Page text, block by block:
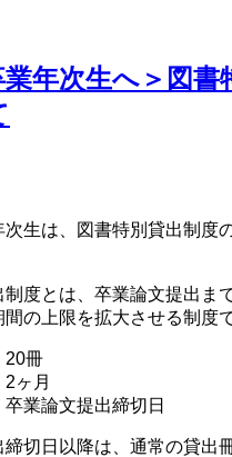
業年次生へ＞図書
次生は、図書特別貸出制度
制度とは、卒業論文提出ま
の上限を拡大させる制度で
冊
ヶ月
業論文提出締切日
切日以降は、通常の貸出